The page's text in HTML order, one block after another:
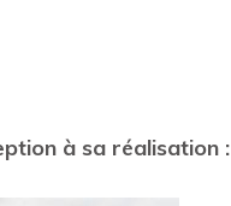
à sa réalisation :